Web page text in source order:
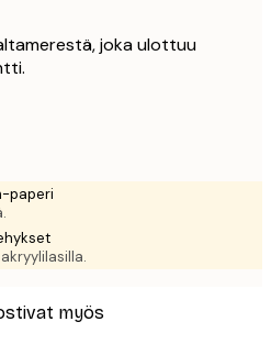
joka ulottuu
paperi
myös